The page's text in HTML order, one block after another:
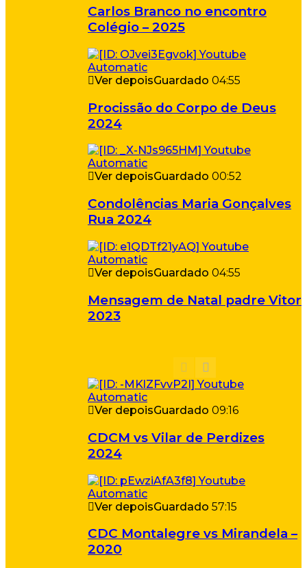
Carlos Branco no encontro
Colégio – 2025
Ver depoisGuardado 04:55
Procissão do Corpo de Deus
2024
Ver depoisGuardado 00:52
Condolências Maria Gonçalves
Rua 2024
Ver depoisGuardado 04:55
Mensagem de Natal padre Vitor
2023
Ver depoisGuardado 09:16
CDCM vs Vilar de Perdizes
2024
Ver depoisGuardado 57:15
CDC Montalegre vs Mirandela –
2020